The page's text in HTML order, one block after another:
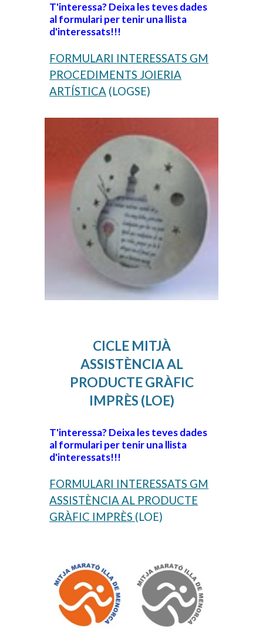
T'interessa? Deixa les teves dades
al formulari per tenir una llista
d'interessats!!!
FORMULARI INTERESSATS GM
PROCEDIMENTS JOIERIA
ARTÍSTICA (LOGSE)
CICLE MITJÀ
ASSISTÈNCIA AL
PRODUCTE GRÀFIC
IMPRÈS (LOE)
T'interessa? Deixa les teves dades
al formulari per tenir una llista
d'interessats!!!
FORMULARI INTERESSATS GM
ASSISTÈNCIA AL PRODUCTE
GRÀFIC IMPRÈS (LOE)